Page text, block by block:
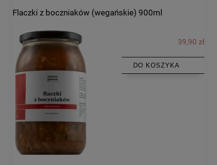
Flaczki z boczniaków (wegańskie) 900ml
39,90 zł
DO KOSZYKA